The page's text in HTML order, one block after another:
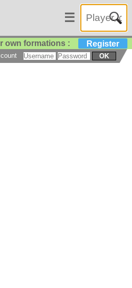
☰
own formations : Register
OK